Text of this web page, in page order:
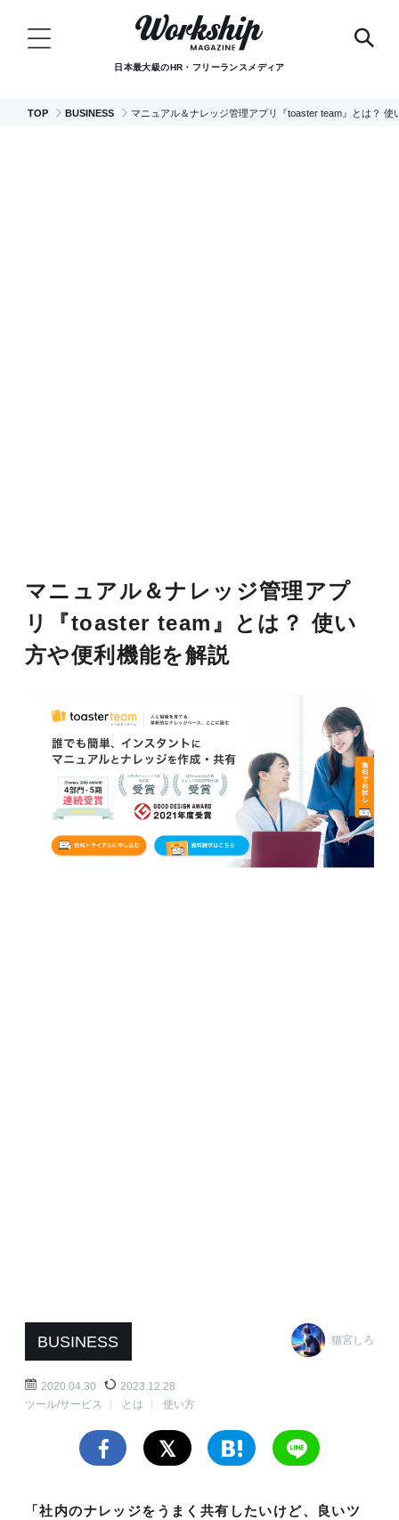
日本最大級のHR・フリーランスメディア
TOP BUSINESS マニュアル＆ナレッジ管理アプリ『toaster team』とは？ 使
マニュアル＆ナレッジ管理アプ
リ『toaster team』とは？ 使い
方や便利機能を解説
BUSINESS 猫宮しろ
2020.04.30
2023.12.28
ツール/サービス
とは 使い方
「社内のナレッジをうまく共有したいけど、良いツ